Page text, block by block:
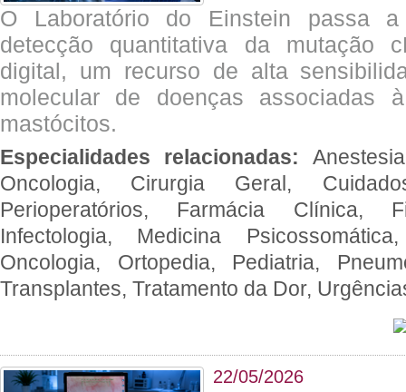
O Laboratório do Einstein passa
detecção quantitativa da mutação
digital, um recurso de alta
molecular de doenças associadas
mastócitos.
Especialidades relacionadas:
Oncologia, Cirurgia Geral,
Perioperatórios, Farmácia Clínica,
Infectologia, Medicina
Oncologia, Ortopedia, Pediatria,
Transplantes, Tratamento da Dor,
22/05/2026